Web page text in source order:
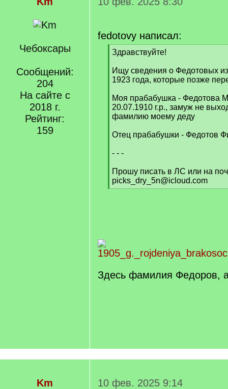
Чебоксары
Сообщений:
204
На сайте с
2018 г.
Рейтинг:
159
fedotovy написал:
[
]
Здравствуйте!
Ищу сведения о Федотовых
1923 года, которые позже
Моя прабабушка - Федотова
20.07.1910 г.р., замуж не
фамилию моему деду
Отец прабабушки - Федотов
- - -
Прошу писать в ЛС или на
picks_dry_5n@icloud.com
[
Здесь фамилия Федоров,
Km 10 фев. 2025 9:14